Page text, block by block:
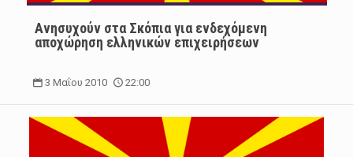
Ανησυχούν στα Σκόπια για ενδεχόμενη
αποχώρηση ελληνικών επιχειρήσεων
3 Μαΐου 2010 22:00